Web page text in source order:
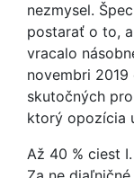
nezmysel.
postarať o to,
vracalo
novembri 2019
skutočných
ktorý opozícia
Až 40 % ciest